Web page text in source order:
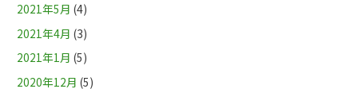
2021年5月 (4)
2021年4月 (3)
2021年1月 (5)
2020年12月 (5)